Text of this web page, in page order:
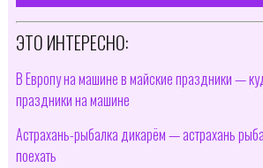
ЭТО ИНТЕРЕСНО:
В Европу на машине в майские праздники —
праздники на машине
Астрахань-рыбалка дикарём — астрахань
поехать